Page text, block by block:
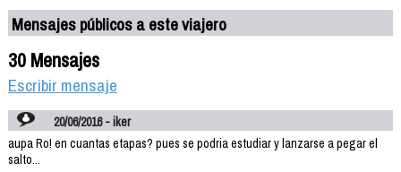
Mensajes públicos a este viajero
30 Mensajes
Escribir mensaje
20/06/2016 - iker
aupa Ro! en cuantas etapas? pues se podria estudiar y lanzarse a pegar el
salto...